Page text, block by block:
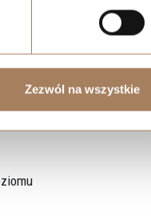
Zezwól na wszystkie